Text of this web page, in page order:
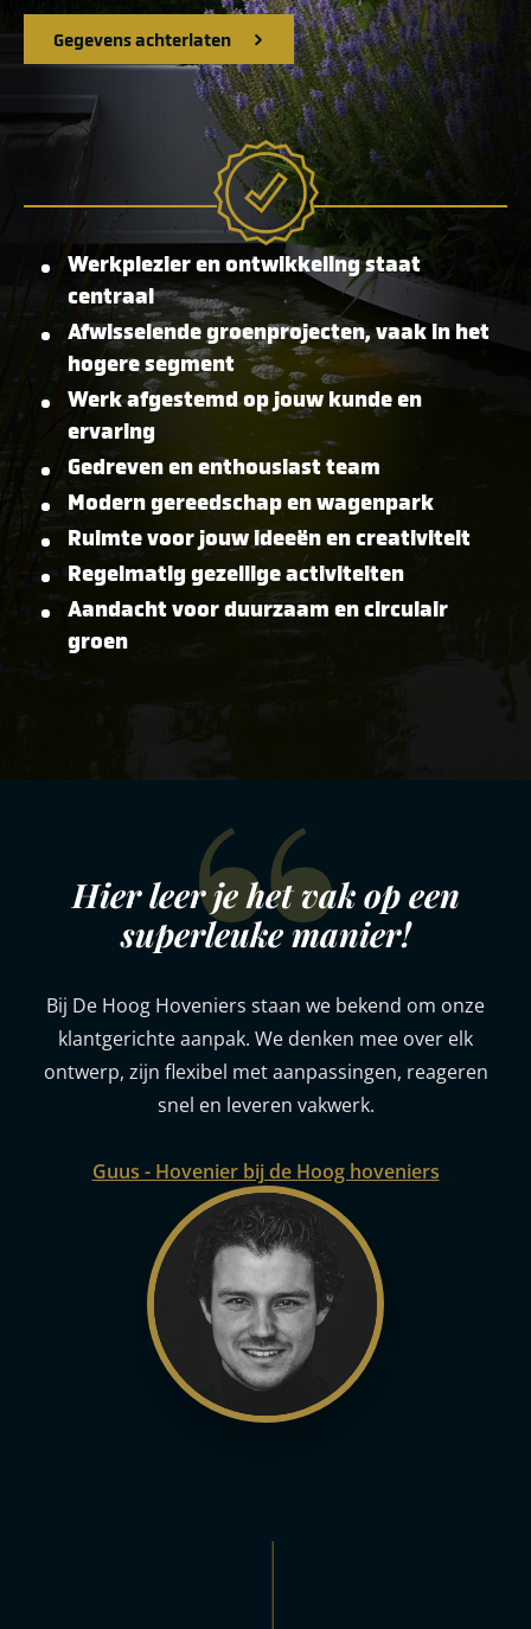
Gegevens achterlaten
Werkplezier en ontwikkeling staat
centraal
Afwisselende groenprojecten, vaak in het
hogere segment
Werk afgestemd op jouw kunde en
ervaring
Gedreven en enthousiast team
Modern gereedschap en wagenpark
Ruimte voor jouw ideeën en creativiteit
Regelmatig gezellige activiteiten
Aandacht voor duurzaam en circulair
groen
Hier leer je het vak op een
superleuke manier!
Bij De Hoog Hoveniers staan we bekend om onze
klantgerichte aanpak. We denken mee over elk
ontwerp, zijn flexibel met aanpassingen, reageren
snel en leveren vakwerk.
Guus - Hovenier bij de Hoog hoveniers